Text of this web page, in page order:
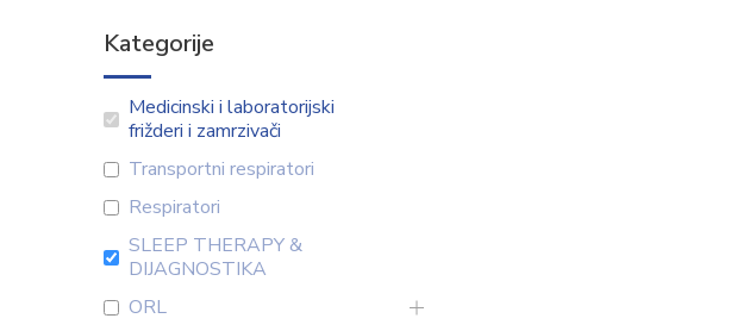
Kategorije
Medicinski i laboratorijski
frižderi i zamrzivači
Transportni respiratori
Respiratori
SLEEP THERAPY &
DIJAGNOSTIKA
ORL